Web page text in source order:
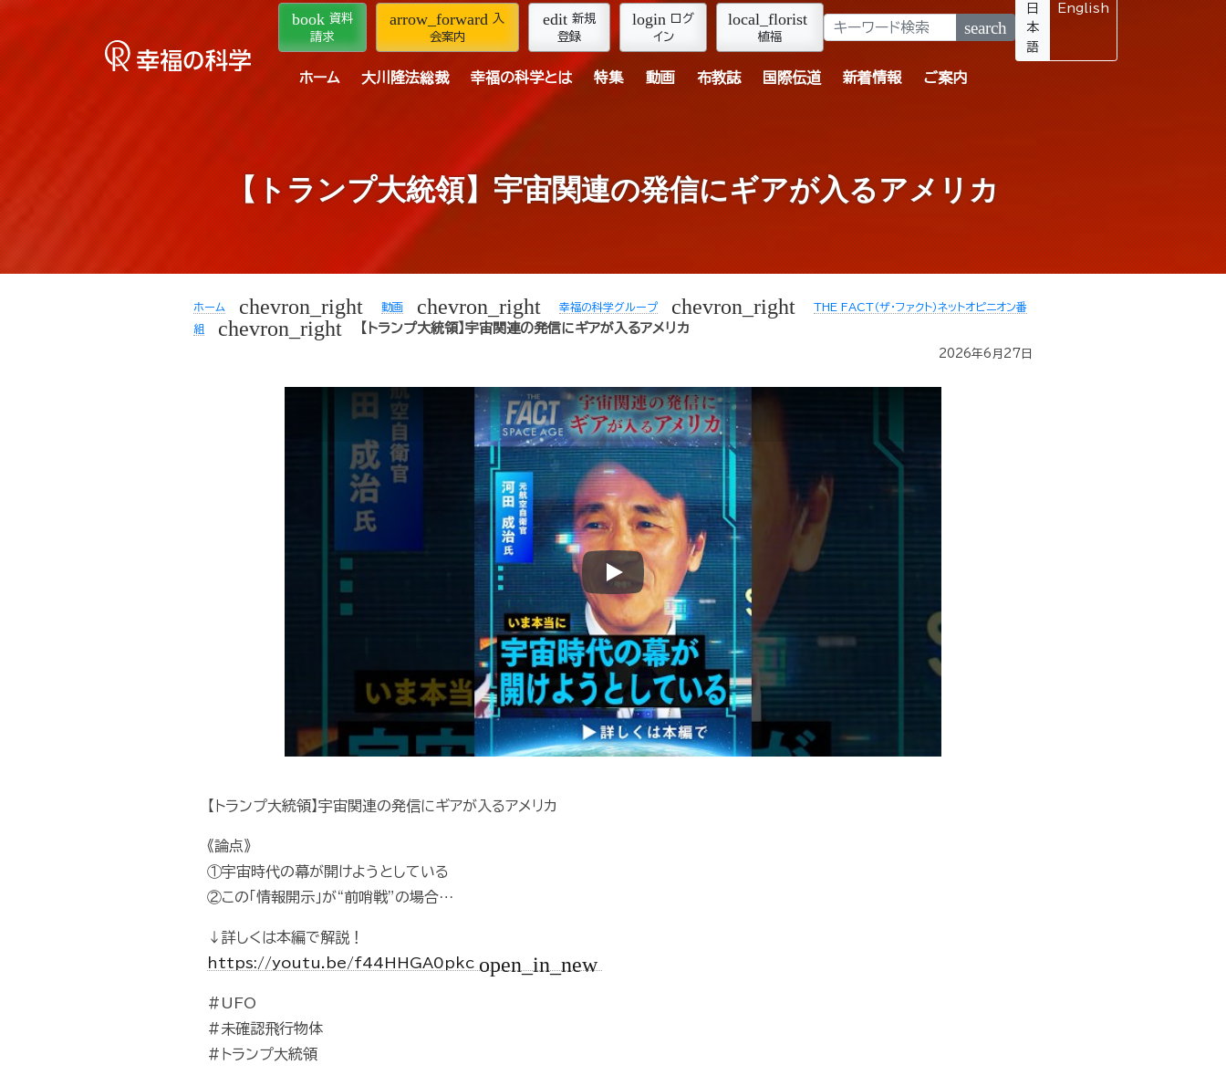
book 資料
請求
arrow_forward 入
会案内
edit 新規
登録
login ログ
イン
local_florist
植福 search
日
本
語
English
ホーム 大川隆法総裁 幸福の科学とは 特集 動画 布教誌 国際伝道 新着情報 ご案内
【トランプ大統領】宇宙関連の発信にギアが入るアメリカ
ホーム chevron_right 動画 chevron_right 幸福の科学グループ chevron_right
THE FACT（ザ・ファクト）ネットオピニオン番
組
chevron_right 【トランプ大統領】宇宙関連の発信にギアが入るアメリカ
2026年6月27日
Play
【トランプ大統領】宇宙関連の発信にギアが入るアメリカ
《論点》
①宇宙時代の幕が開けようとしている
②この「情報開示」が“前哨戦”の場合…
↓詳しくは本編で解説！
https://youtu.be/f44HHGA0pkc open_in_new
#UFO
#未確認飛行物体
#トランプ大統領